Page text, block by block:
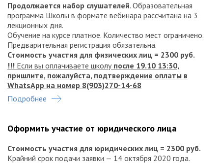
Продолжается набор слушателей. Образовательная
программа Школы в формате вебинара рассчитана на 3
лекционных дня.
Обучение на курсе платное. Количество мест ограничено.
Предварительная регистрация обязательна.
Стоимость участия для физических лиц = 2300 руб.
!!! Если вы оплачиваете школу после 19.10 13:30,
пришлите, пожалуйста, подтверждение оплаты в
WhatsApp на номер 8(903)270-14-68
Филиал № 7701 Банка ВТБ (ПАО), г. Москва
БИК: 044525745
Р/с: 40702810700000019553
Подробнее
Оформить участие от юридического лица
Стоимость участия для юридических лиц = 2300 руб.
Крайний срок подачи заявки — 14 октября 2020 года.